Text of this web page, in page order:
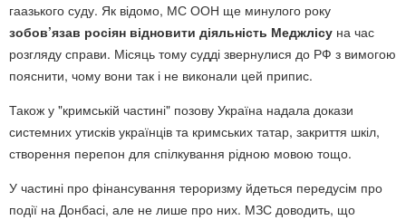
гаазького суду. Як відомо, МС ООН ще минулого року
зобов’язав росіян відновити діяльність Меджлісу на час
розгляду справи. Місяць тому судді звернулися до РФ з вимогою
пояснити, чому вони так і не виконали цей припис.
Також у "кримській частині" позову Україна надала докази
системних утисків українців та кримських татар, закриття шкіл,
створення перепон для спілкування рідною мовою тощо.
У частині про фінансування тероризму йдеться передусім про
події на Донбасі, але не лише про них. МЗС доводить, що